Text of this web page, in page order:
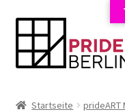
Zur
Navigation
springen
Zum
springen
Startseite